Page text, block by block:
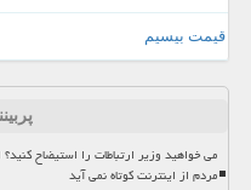
قیمت بیسیم
می خواهید وزیر ارتباطات را استیضاح کنید؟
مردم از اینترنت کوتاه نمی آید